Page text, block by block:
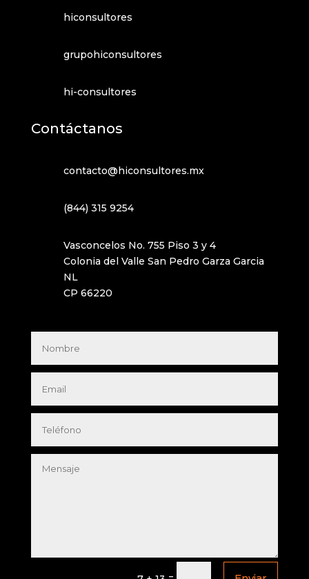
hiconsultores
grupohiconsultores
hi-consultores
Contáctanos
contacto@hiconsultores.mx
(844) 315 9254
Vasconcelos No. 755 Piso 3 y 4
Colonia del Valle San Pedro Garza Garcia
NL
CP 66220